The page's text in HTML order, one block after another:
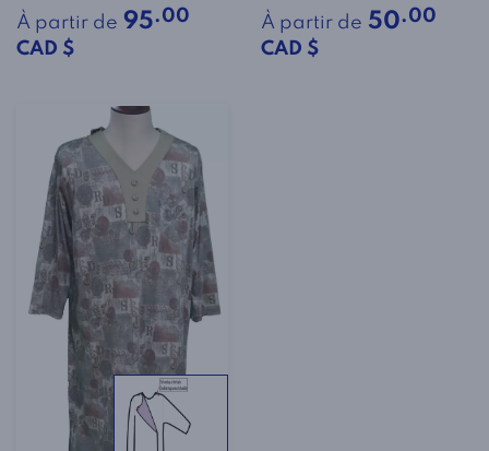
À partir de 95.00
CAD $
À partir de 50.00
CAD $